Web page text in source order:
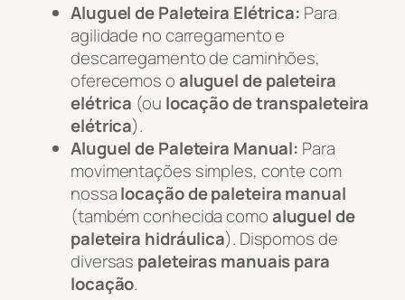
Aluguel de Paleteira Elétrica: Para
agilidade no carregamento e
descarregamento de caminhões,
oferecemos oaluguel de paleteira
elétrica (ou locação de transpaleteira
elétrica).
Aluguel de Paleteira Manual: Para
movimentações simples, conte com
nossalocação de paleteira manual
(também conhecida comoaluguel de
paleteira hidráulica). Dispomos de
diversas paleteiras manuais para
locação.